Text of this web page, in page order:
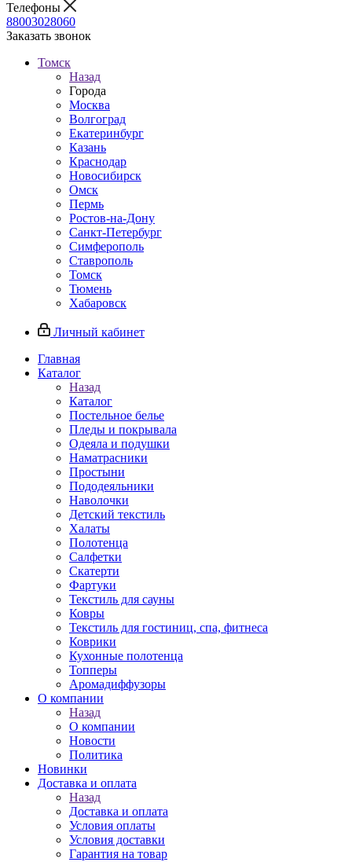
Телефоны
88003028060
Заказать звонок
Томск
Назад
Города
Москва
Волгоград
Екатеринбург
Казань
Краснодар
Новосибирск
Омск
Пермь
Ростов-на-Дону
Санкт-Петербург
Симферополь
Ставрополь
Томск
Тюмень
Хабаровск
Личный кабинет
Главная
Каталог
Назад
Каталог
Постельное белье
Пледы и покрывала
Одеяла и подушки
Наматрасники
Простыни
Пододеяльники
Наволочки
Детский текстиль
Халаты
Полотенца
Салфетки
Скатерти
Фартуки
Текстиль для сауны
Ковры
Текстиль для гостиниц, спа, фитнеса
Коврики
Кухонные полотенца
Топперы
Аромадиффузоры
О компании
Назад
О компании
Новости
Политика
Новинки
Доставка и оплата
Назад
Доставка и оплата
Условия оплаты
Условия доставки
Гарантия на товар